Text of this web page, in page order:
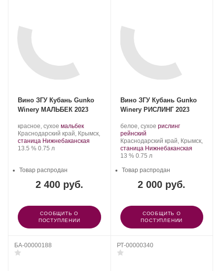
Вино ЗГУ Кубань Gunko
Winery МАЛЬБЕК 2023
Производитель:
Gunko
Winery.
красное, сухое .
Сорт
винограда:
мальбек.
Регион:
Краснодарский край, Крымск,
станица Нижнебаканская
Крепость
13.5 %. Объем
0.75 л
2 400 руб.
Товар распродан
СООБЩИТЬ О
ПОСТУПЛЕНИИ
Вино ЗГУ Кубань Gunko
Winery РИСЛИНГ 2023
Производитель:
Gunko
Winery.
белое, сухое .
винограда:
рислинг
рейнский.
Регион:
Краснодарский край, Крымск,
станица Нижнебаканская
Крепость
13 %. Объем
0.75 л
2 000 руб.
Товар распродан
СООБЩИТЬ О
ПОСТУПЛЕНИИ
БА-00000188 РТ-00000340